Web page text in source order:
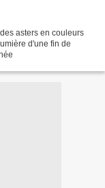
asters en couleurs
d'une fin de